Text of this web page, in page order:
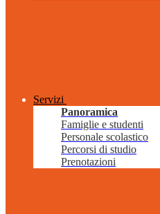
Servizi
Panoramica
Famiglie e studenti
Personale scolastico
Percorsi di studio
Prenotazioni